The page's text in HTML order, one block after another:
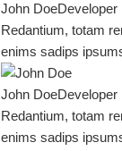
John DoeDeveloper
Redantium, totam
enims sadips
John DoeDeveloper
Redantium, totam
enims sadips